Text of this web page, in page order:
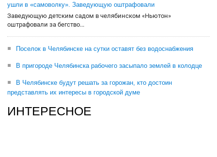
ушли в «самоволку». Заведующую оштрафовали
Заведующую детским садом в челябинском «Ньютон»
оштрафовали за бегство...
Поселок в Челябинске на сутки оставят без водоснабжения
В пригороде Челябинска рабочего засыпало землей в колодце
В Челябинске будут решать за горожан, кто достоин
представлять их интересы в городской думе
ИНТЕРЕСНОЕ